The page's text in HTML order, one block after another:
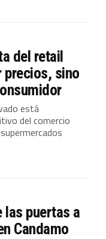
del retail
precios, sino
está
del comercio
las puertas a
Candamo